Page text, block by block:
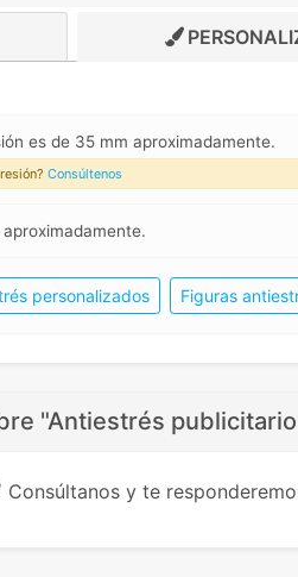
es de 35 mm aproximadamente.
Consúltenos
personalizados Figuras
"Antiestrés
Consúltanos y te